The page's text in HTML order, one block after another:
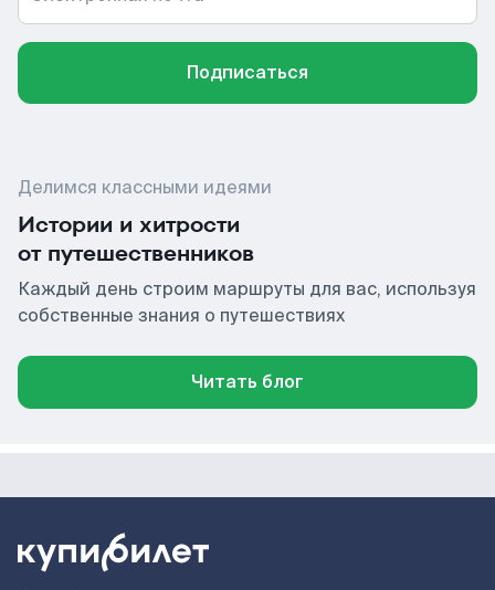
Подписаться
Делимся классными идеями
Истории и хитрости
от путешественников
Каждый день строим маршруты для вас, используя
собственные знания о путешествиях
Читать блог